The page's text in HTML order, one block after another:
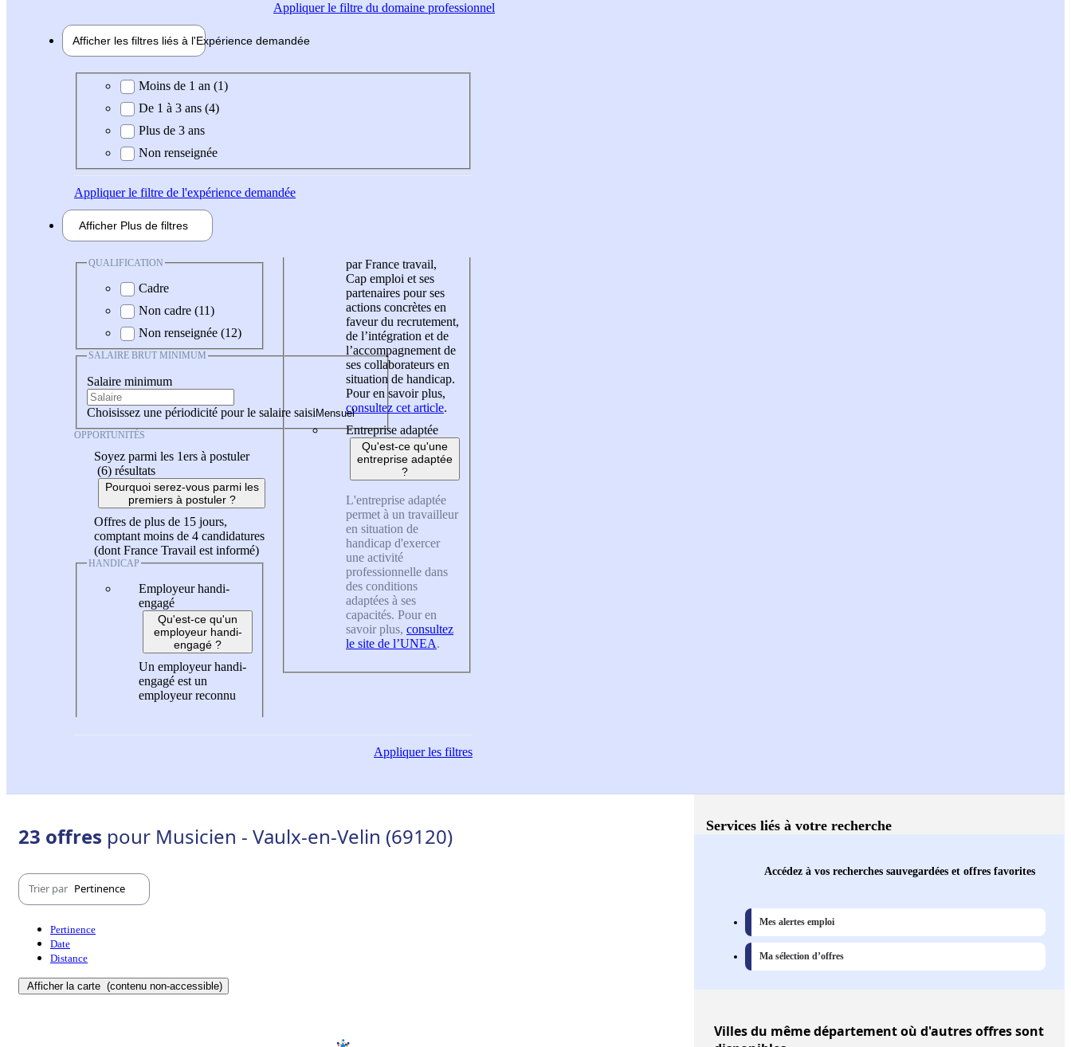
Appliquerle filtre du domaine professionnel
Afficher les filtres liés à l'Expérience demandée
Expérience demandée
Moins de 1 an (1)
De 1 à 3 ans (4)
Plus de 3 ans
Non renseignée
Appliquerle filtre de l'expérience demandée
Afficher Plus de filtres
QUALIFICATION
Cadre
Non cadre (11)
Non renseignée (12)
SALAIRE BRUT MINIMUM
Salaire minimum
Choisissez une périodicité pour le salaire saisi
OPPORTUNITÉS
Soyez parmi les 1ers à postuler
(6) résultats
Pourquoi serez-vous parmi les
premiers à postuler ?
Offres de plus de 15 jours,
comptant moins de 4 candidatures
(dont France Travail est informé)
HANDICAP
Employeur handi-
engagé
Qu'est-ce qu'un
employeur handi-
engagé ?
Un employeur handi-
engagé est un
employeur reconnu
par France travail,
Cap emploi et ses
partenaires pour ses
actions concrètes en
faveur du recrutement,
de l’intégration et de
l’accompagnement de
ses collaborateurs en
situation de handicap.
Pour en savoir plus,
consultez cet article.
Entreprise adaptée
Qu'est-ce qu'une
entreprise adaptée
?
L'entreprise adaptée
permet à un travailleur
en situation de
handicap d'exercer
une activité
professionnelle dans
des conditions
adaptées à ses
capacités. Pour en
savoir plus, consultez
le site de l’UNEA.
Appliquerles filtres
23 offres pour Musicien - Vaulx-en-Velin (69120)
Trier par Pertinence
Pertinence
Date
Distance
Afficher la carte (contenu non-accessible)
Services liés à votre recherche
Accédez à vos recherches sauvegardées et offres favorites
Mes alertes emploi
Ma sélection d’offres
Villesdu même département où d'autres offres sont